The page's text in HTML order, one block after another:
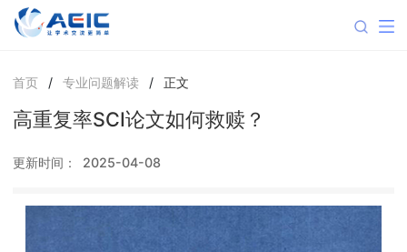
首页 / 专业问题解读 / 正文
高重复率SCI论文如何救赎？
更新时间： 2025-04-08